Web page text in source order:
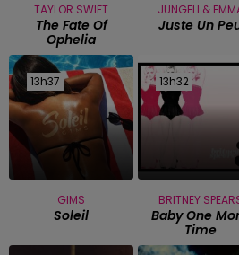
TAYLOR SWIFT
The Fate Of
Ophelia
JUNGELI &
Juste Un
13h37
13h37
GIMS
Soleil
13h32
13h32
BRITNEY
Baby One
Time